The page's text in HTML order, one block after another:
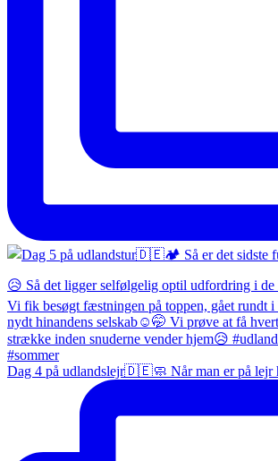
Dag 4 på udlandslejr🇩🇪🧼 Når man er på lejr